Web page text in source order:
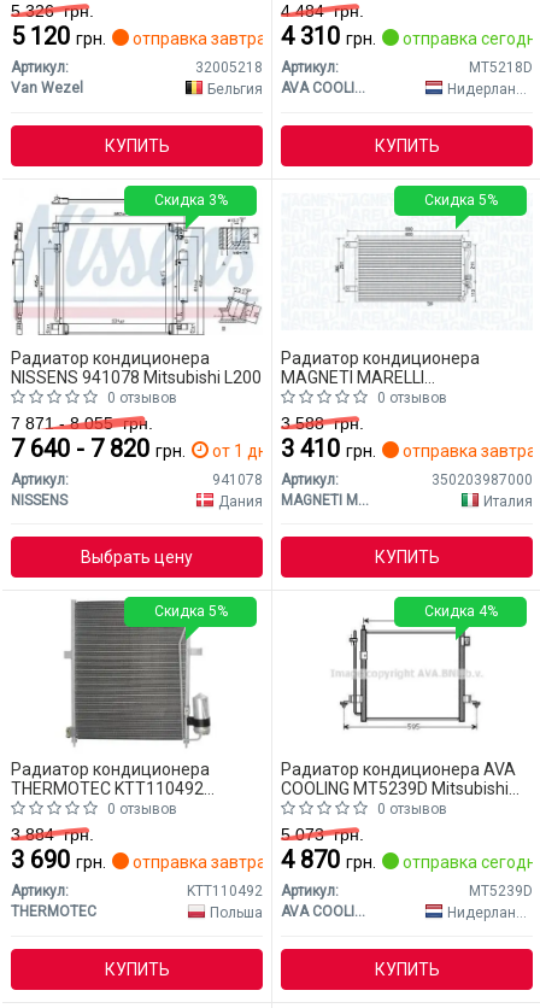
5 326грн.
5 120 грн. отправка завтра
Артикул:
32005218
Van Wezel
Бельгия
КУПИТЬ
4 484грн.
4 310 грн. отправка
Артикул:
MT5218D
AVA COOLING
Нидерланды
КУПИТЬ
Радиатор кондиционера
NISSENS 941078 Mitsubishi L200
0 отзывов
7 871 - 8 055грн.
7 640 - 7 820 грн. от 1 дн.
Артикул:
941078
NISSENS
Дания
Выбрать цену
Скидка 3%
Радиатор кондиционера
MAGNETI MARELLI
350203987000 Mitsubishi L200
0 отзывов
3 588грн.
3 410 грн. отправка завтра
Артикул:
350203987000
MAGNETI MARELLI
Италия
КУПИТЬ
Скидка 5%
Радиатор кондиционера
THERMOTEC KTT110492
Mitsubishi L2000 отзывов
3 884грн.
3 690 грн. отправка завтра
Артикул:
KTT110492
THERMOTEC
Польша
КУПИТЬ
Скидка 5%
Радиатор кондиционера AVA
COOLING MT5239D Mitsubishi
L200
0 отзывов
5 073грн.
4 870 грн. отправка
Артикул:
MT5239D
AVA COOLING
Нидерланды
КУПИТЬ
Скидка 4%